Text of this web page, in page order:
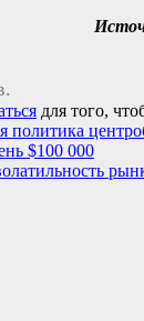
для того,
$100 000